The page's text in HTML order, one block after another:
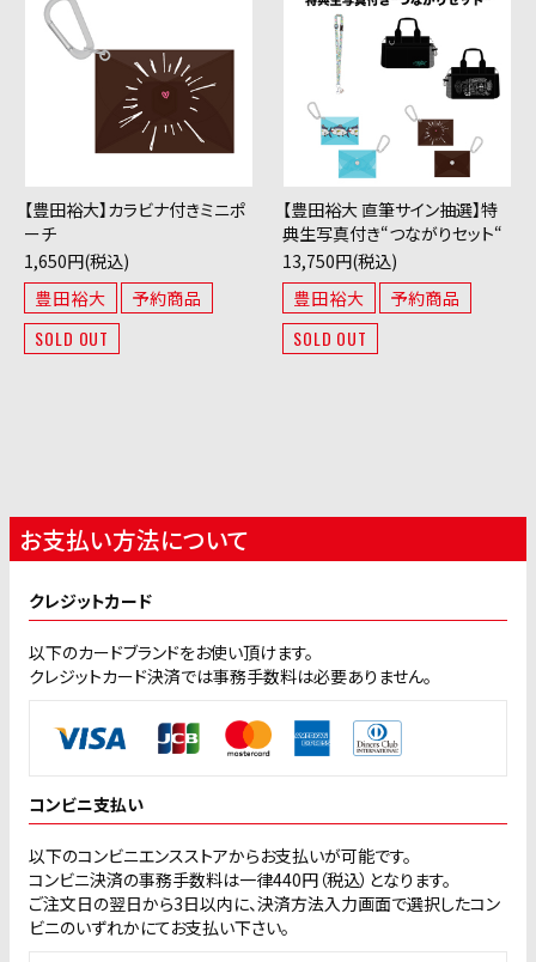
【豊田裕大】カラビナ付きミニポ
ーチ
1,650円(税込)
豊田裕大
予約商品
SOLD OUT
【豊田裕大 直筆サイン抽選】特
典生写真付き“つながりセット“
13,750円(税込)
豊田裕大
予約商品
SOLD OUT
お支払い方法について
クレジットカード
以下のカードブランドをお使い頂けます。
クレジットカード決済では事務手数料は必要ありません。
コンビニ支払い
以下のコンビニエンスストアからお支払いが可能です。
コンビニ決済の事務手数料は一律440円（税込）となります。
ご注文日の翌日から3日以内に、決済方法入力画面で選択したコン
ビニのいずれかにてお支払い下さい。